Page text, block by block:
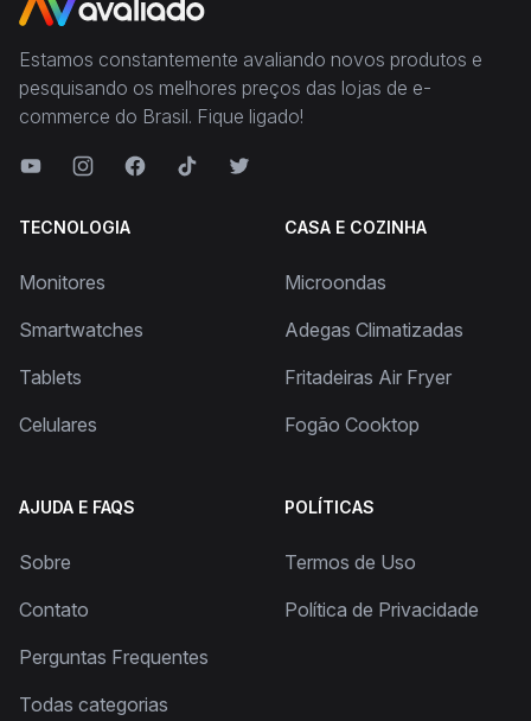
Estamos constantemente avaliando novos produtos e
pesquisando os melhores preços das lojas de e-
commerce do Brasil. Fique ligado!
TECNOLOGIA
Monitores
Smartwatches
Tablets
Celulares
CASA E COZINHA
Microondas
Adegas Climatizadas
Fritadeiras Air Fryer
Fogão Cooktop
AJUDA E FAQS
Sobre
Contato
Perguntas Frequentes
Todas categorias
POLÍTICAS
Termos de Uso
Política de Privacidade